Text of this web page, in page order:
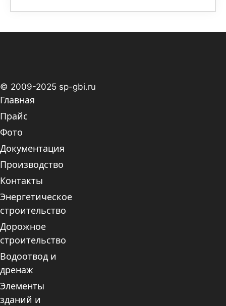
© 2009-2025 sp-gbi.ru
Главная
Прайс
Фото
Документация
Производство
Контакты
Энергетическое
строительство
Дорожное
строительство
Водоотвод и
дренаж
Элементы
зданий и